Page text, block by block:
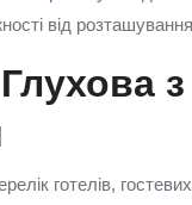
від
готелів,